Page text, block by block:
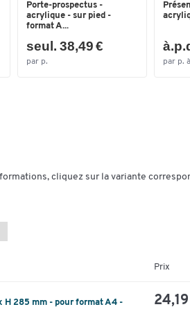
Porte-prospectus -
acrylique - sur pied -
format A...
seul. 38,49 €
par p. par p.
cliquez sur la variante
Prix
H 285 mm - pour format A4 -